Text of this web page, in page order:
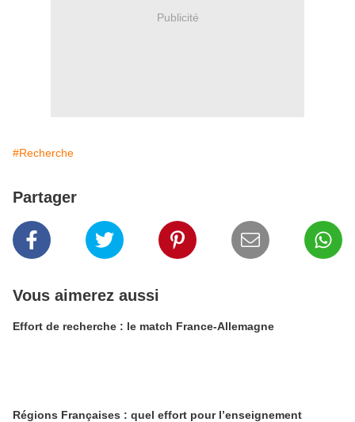
Publicité
#Recherche
Partager
Vous aimerez aussi
Effort de recherche : le match France-Allemagne
Régions Françaises : quel effort pour l’enseignement